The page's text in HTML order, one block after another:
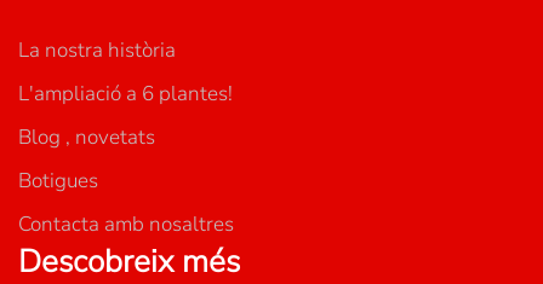
La nostra història
L'ampliació a 6 plantes!
Blog , novetats
Botigues
Contacta amb nosaltres
Descobreix més